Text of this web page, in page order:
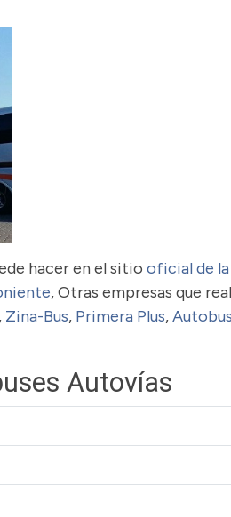
hacer en el sitio oficial de
, Otras empresas que
, Zina-Bus, Primera Plus,
Autovías